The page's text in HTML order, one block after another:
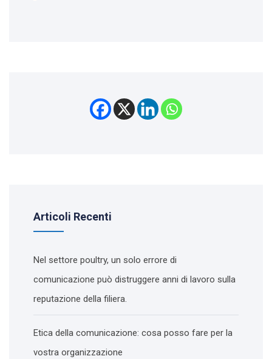
Articoli Recenti
Nel settore poultry, un solo errore di
comunicazione può distruggere anni di lavoro sulla
reputazione della filiera.
Etica della comunicazione: cosa posso fare per la
vostra organizzazione